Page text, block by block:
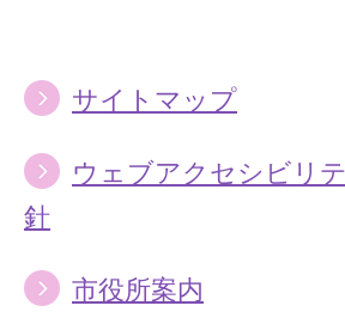
サイトマップ
ウェブアクセシビリ
針
市役所案内